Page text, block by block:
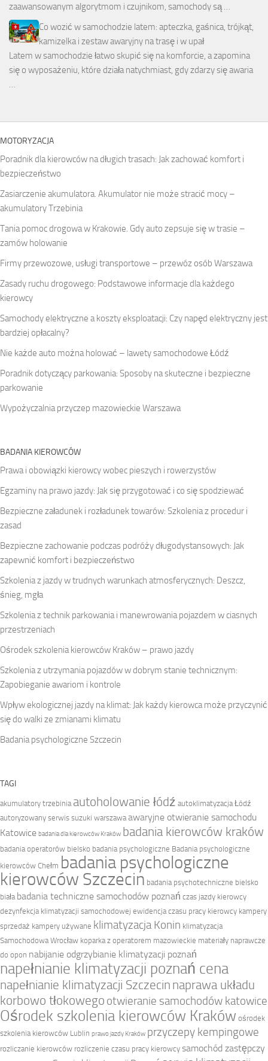
zaawansowanym algorytmom i czujnikom, samochody są …
Co wozić w samochodzie latem: apteczka, gaśnica, trójkąt,
kamizelka i zestaw awaryjny na trasę i w upał
Latem w samochodzie łatwo skupić się na komforcie, a zapomina
się o wyposażeniu, które działa natychmiast, gdy zdarzy się awaria
…
MOTORYZACJA
Poradnik dla kierowców na długich trasach: Jak zachować komfort i
bezpieczeństwo
Zasiarczenie akumulatora. Akumulator nie może stracić mocy –
akumulatory Trzebinia
Tania pomoc drogowa w Krakowie. Gdy auto zepsuje się w trasie –
zamów holowanie
Firmy przewozowe, usługi transportowe – przewóz osób Warszawa
Zasady ruchu drogowego: Podstawowe informacje dla każdego
kierowcy
Samochody elektryczne a koszty eksploatacji: Czy napęd elektryczny jest
bardziej opłacalny?
Nie każde auto można holować – lawety samochodowe Łódź
Poradnik dotyczący parkowania: Sposoby na skuteczne i bezpieczne
parkowanie
Wypożyczalnia przyczep mazowieckie Warszawa
BADANIA KIEROWCÓW
Prawa i obowiązki kierowcy wobec pieszych i rowerzystów
Egzaminy na prawo jazdy: Jak się przygotować i co się spodziewać
Bezpieczne załadunek i rozładunek towarów: Szkolenia z procedur i
zasad
Bezpieczne zachowanie podczas podróży długodystansowych: Jak
zapewnić komfort i bezpieczeństwo
Szkolenia z jazdy w trudnych warunkach atmosferycznych: Deszcz,
śnieg, mgła
Szkolenia z technik parkowania i manewrowania pojazdem w ciasnych
przestrzeniach
Ośrodek szkolenia kierowców Kraków – prawo jazdy
Szkolenia z utrzymania pojazdów w dobrym stanie technicznym:
Zapobieganie awariom i kontrole
Wpływ ekologicznej jazdy na klimat: Jak każdy kierowca może przyczynić
się do walki ze zmianami klimatu
Badania psychologiczne Szczecin
TAGI
akumulatory trzebinia autoholowanie łódź autoklimatyzacja Łódź
autoryzowany serwis suzuki warszawaawaryjne otwieranie samochodu
Katowice badania dla kierowców Kraków badania kierowców kraków
badania operatorów bielsko badania psychologiczne Badania psychologiczne
kierowców Chełm badania psychologiczne
kierowców Szczecin badania psychotechniczne bielsko
biała badania techniczne samochodów poznań czas jazdy kierowcy
dezynfekcja klimatyzacji samochodowej ewidencja czasu pracy kierowcy kampery
sprzedaż kampery używane klimatyzacja Konin klimatyzacja
Samochodowa Wrocław koparka z operatorem mazowieckie materiały naprawcze
do opon nabijanie odgrzybianie klimatyzacji poznań
napełnianie klimatyzacji poznań cena
napełnianie klimatyzacji Szczecin naprawa układu
korbowo tłokowego otwieranie samochodów katowice
Ośrodek szkolenia kierowców Kraków ośrodek
szkolenia kierowców Lublin prawo jazdy Kraków przyczepy kempingowe
rozliczanie kierowców rozliczenie czasu pracy kierowcysamochód zastępczy